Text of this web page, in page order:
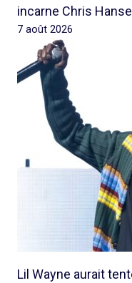
incarne Chris
7 août 2026
Lil Wayne aurait